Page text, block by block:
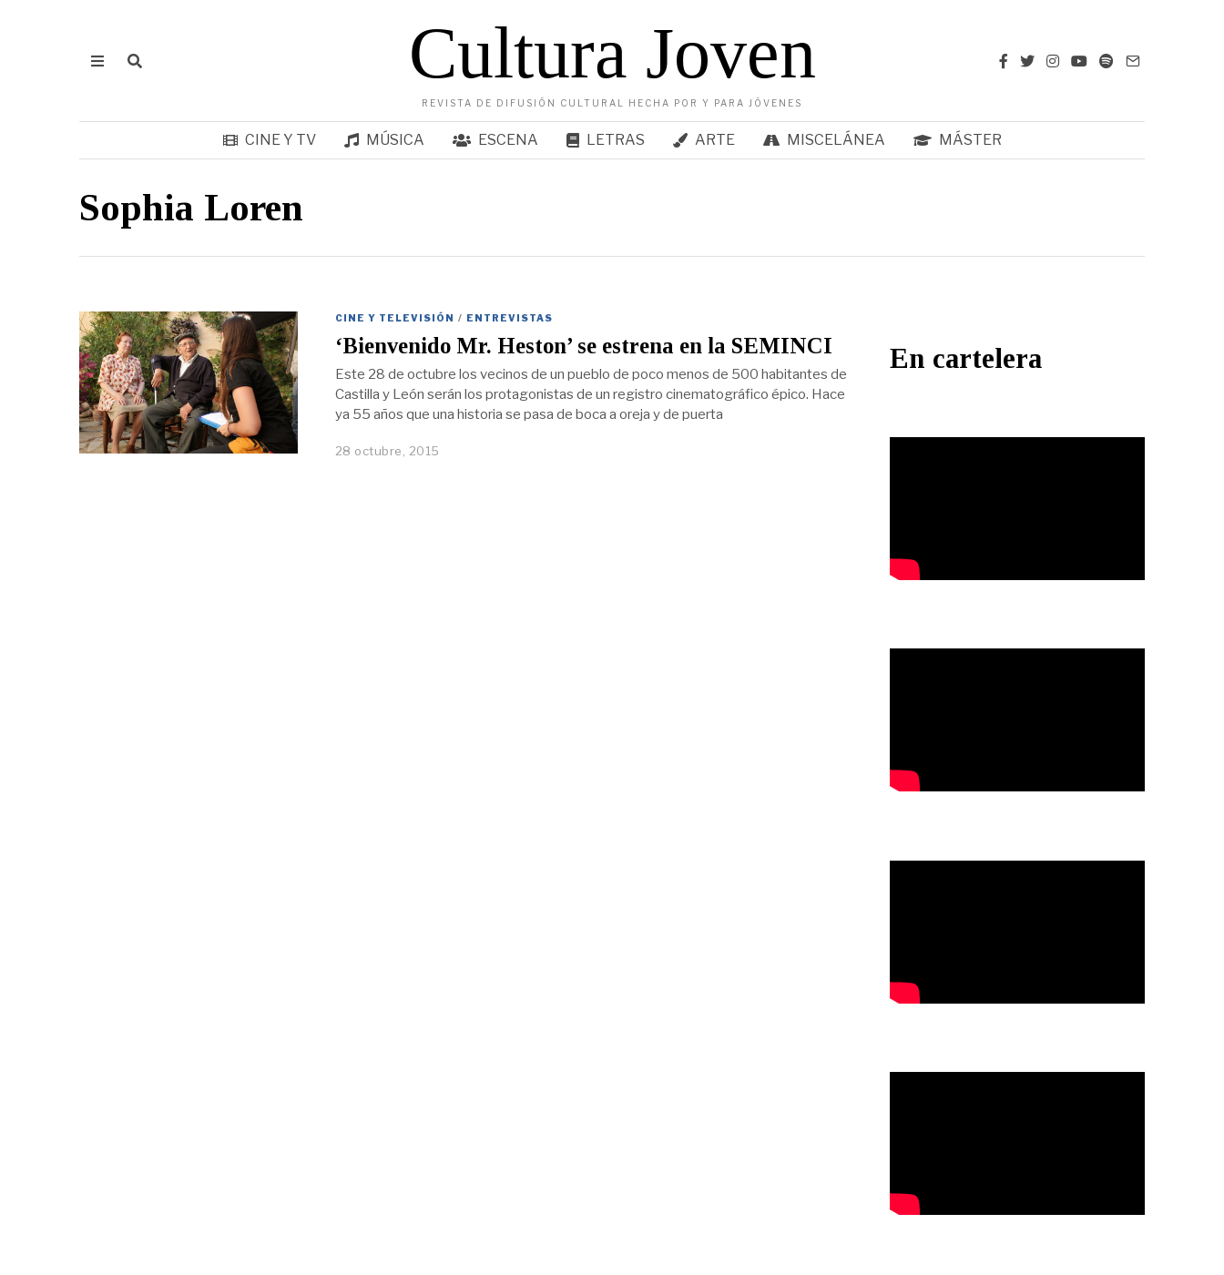
Cultura Joven
REVISTA DE DIFUSIÓN CULTURAL HECHA POR Y PARA JÓVENES
CINE Y TV MÚSICA ESCENA LETRAS ARTE MISCELÁNEA MÁSTER
Sophia Loren
CINE Y TELEVISIÓN / ENTREVISTAS
‘Bienvenido Mr. Heston’ se estrena en la SEMINCI
Este 28 de octubre los vecinos de un pueblo de poco menos de 500 habitantes de
Castilla y León serán los protagonistas de un registro cinematográfico épico. Hace
ya 55 años que una historia se pasa de boca a oreja y de puerta
28 octubre, 2015
En cartelera